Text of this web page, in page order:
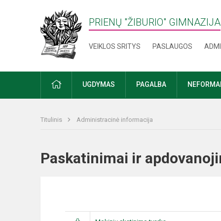
PRIENŲ "ŽIBURIO" GIMNAZIJA
VEIKLOS SRITYS PASLAUGOS
PRADŽIAUGDYMAS PAGALBA
Titulinis Administracinė informacija
Paskatinimai ir